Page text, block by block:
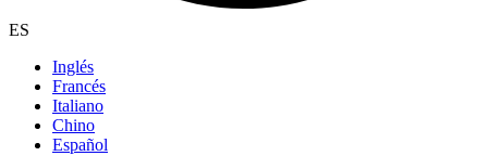
ES
Inglés
Francés
Italiano
Chino
Español